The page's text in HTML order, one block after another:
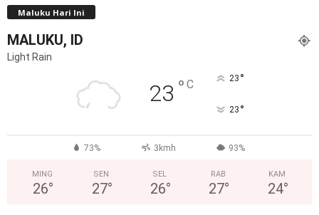
Maluku Hari Ini
MALUKU, ID
Light Rain
23 ° C 23 °
23 °
73% 3kmh 93%
MING
26°
SEN
27°
SEL
26°
RAB
27°
KAM
24°